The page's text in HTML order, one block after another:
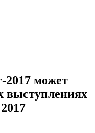
2017 может
выступлениях